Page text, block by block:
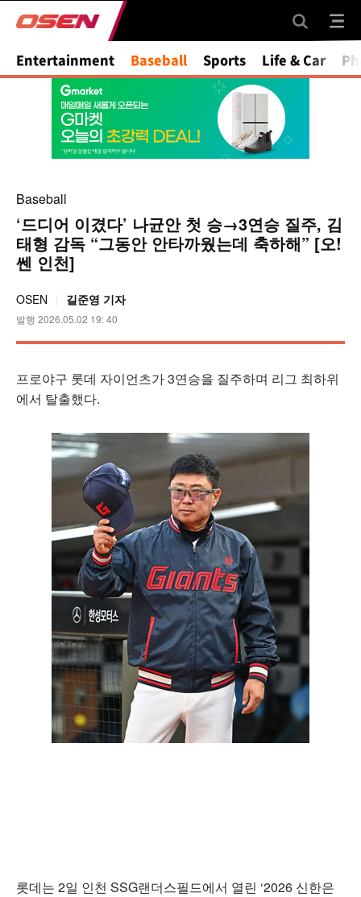
Mute
Entertainment Baseball Sports Life & Car
Baseball
‘드디어 이겼다’ 나균안 첫 승→3연승 질주, 김
태형 감독 “그동안 안타까웠는데 축하해” [오!
쎈 인천]
OSEN 길준영 기자
발행 2026.05.02 19: 40
프로야구 롯데 자이언츠가 3연승을 질주하며 리그 최하위
에서 탈출했다.
롯데는 2일 인천 SSG랜더스필드에서 열린 ‘2026 신한은